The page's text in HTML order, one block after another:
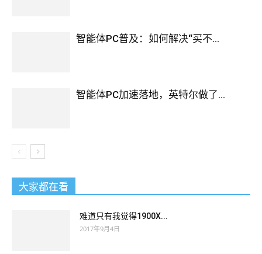
智能体PC普及：如何解决“买不...
智能体PC加速落地，英特尔做了...
大家都在看
难道只有我觉得1900X...
2017年9月4日